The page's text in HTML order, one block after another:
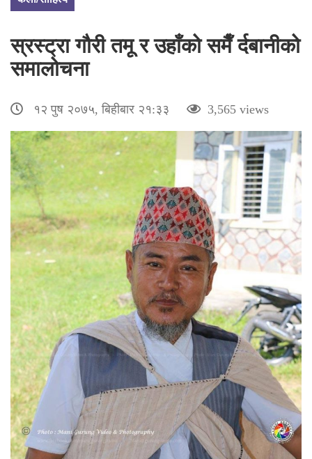
स्रस्ट्रा गौरी तमू र उहाँको समैँ र्दबानीको
समालोचना
१२ पुष २०७५, बिहीबार २१:३३ 3,565 views